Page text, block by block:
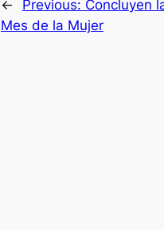
← Previous: Concluyen
Mes de la Mujer